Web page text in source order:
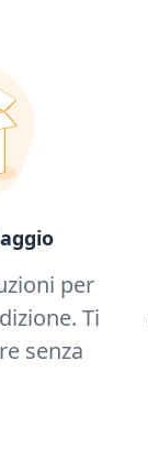
per
Ti
senza